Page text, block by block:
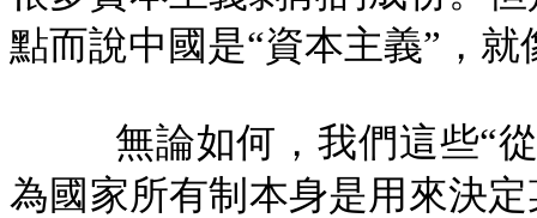
點而說中國是“資本主義”，
無論如何，我們這些“
為國家所有制本身是用來決